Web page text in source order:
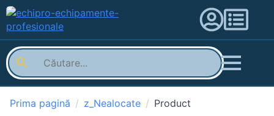
Prima pagină z_Nealocate Product